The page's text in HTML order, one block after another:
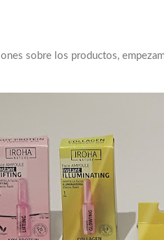
sobre los productos,